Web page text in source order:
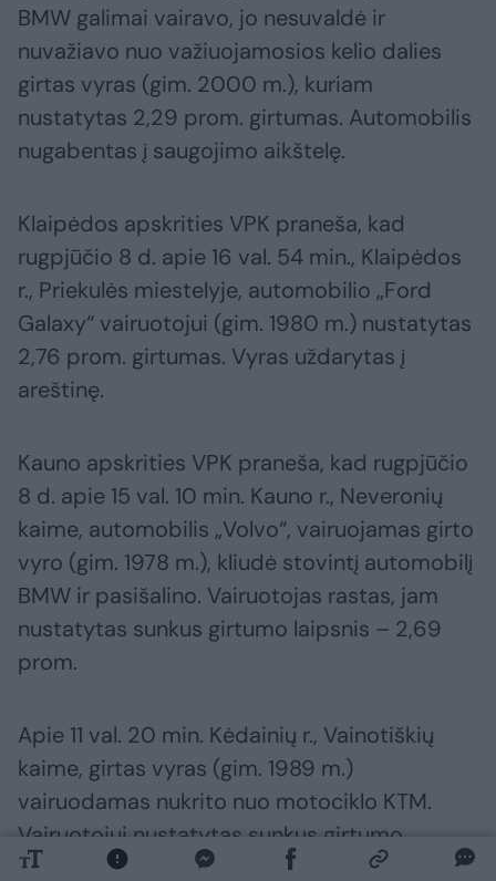
BMW galimai vairavo, jo nesuvaldė ir
nuvažiavo nuo važiuojamosios kelio dalies
girtas vyras (gim. 2000 m.), kuriam
nustatytas 2,29 prom. girtumas. Automobilis
nugabentas į saugojimo aikštelę.
Klaipėdos apskrities VPK praneša, kad
rugpjūčio 8 d. apie 16 val. 54 min., Klaipėdos
r., Priekulės miestelyje, automobilio „Ford
Galaxy“ vairuotojui (gim. 1980 m.) nustatytas
2,76 prom. girtumas. Vyras uždarytas į
areštinę.
Kauno apskrities VPK praneša, kad rugpjūčio
8 d. apie 15 val. 10 min. Kauno r., Neveronių
kaime, automobilis „Volvo“, vairuojamas girto
vyro (gim. 1978 m.), kliudė stovintį automobilį
BMW ir pasišalino. Vairuotojas rastas, jam
nustatytas sunkus girtumo laipsnis – 2,69
prom.
Apie 11 val. 20 min. Kėdainių r., Vainotiškių
kaime, girtas vyras (gim. 1989 m.)
vairuodamas nukrito nuo motociklo KTM.
Vairuotojui nustatytas sunkus girtumo
laipsnis – 2,56 prom. Jis dėl patirtų